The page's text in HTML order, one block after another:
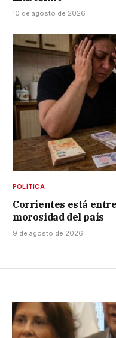
10 de agosto de 2026
POLÍTICA
Corrientes está
morosidad del país
9 de agosto de 2026